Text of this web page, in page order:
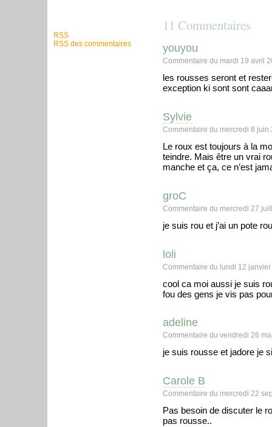
RSS
RSS des commentaires
11 Commentaires
youyou
Commentaire du mardi 19 avril
les rousses seront et
exception ki sont sont
Sylvie
Commentaire du mercredi 8 juin
Le roux est toujours à la
teindre. Mais être un vrai
manche et ça, ce n’est
groC
Commentaire du mercredi 27
je suis rou et j’ai un pote
loli
Commentaire du lundi 12
cool ca moi aussi je suis
fou des gens je vis pas
adeline
Commentaire du vendredi 26
je suis rousse et jadore je
Carole B
Commentaire du mercredi 22
Pas besoin de discuter le
pas rousse..